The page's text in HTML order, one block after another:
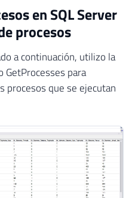
en SQL Server
procesos
a continuación, utilizo la
GetProcesses para
procesos que se ejecutan